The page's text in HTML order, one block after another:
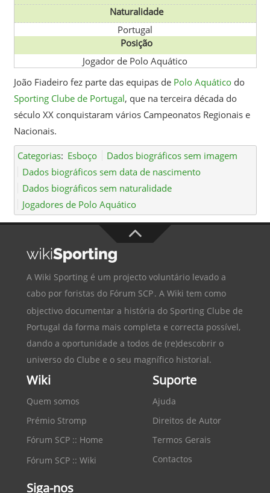
Naturalidade
Portugal
Posição
Jogador de Polo Aquático
João Fiadeiro fez parte das equipas de Polo Aquáticodo
Sporting Clube de Portugal, que na terceira década do
século XX conquistaram vários Campeonatos Regionais e
Nacionais.
Categorias: Esboço
Dados biográficos sem imagem
Dados biográficos sem data de nascimento
Dados biográficos sem naturalidade
Jogadores de Polo Aquático
A Wiki Sporting é um projecto voluntário levado a
cabo por foristas do Fórum SCP. A Wiki tem como
objectivo documentar a história do Sporting Clube de
Portugal da forma mais completa e correcta possível,
dando a oportunidade a todos de (re)descobrir o
universo do Clube e o seu magnífico historial.
Wiki
Quem somos
Prémio Stromp
Fórum SCP :: Home
Fórum SCP :: Wiki
Suporte
Ajuda
Direitos de Autor
Termos Gerais
Contactos
Siga-nos